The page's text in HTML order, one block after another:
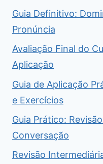
Guia Definitivo:
Pronúncia
Avaliação Final do
Aplicação
Guia de Aplicação
e Exercícios
Guia Prático:
Conversação
Revisão